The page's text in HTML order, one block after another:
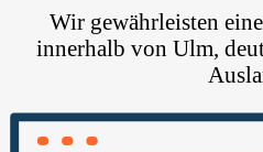
Wir gewährleisten
innerhalb von Ulm,